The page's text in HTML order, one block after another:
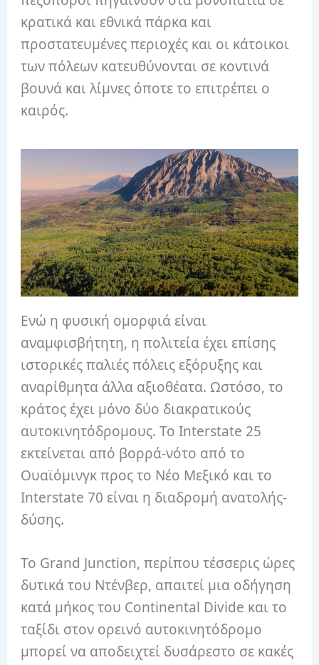
κρατικά και εθνικά πάρκα και
προστατευμένες περιοχές και οι κάτοικοι
των πόλεων κατευθύνονται σε κοντινά
βουνά και λίμνες όποτε το επιτρέπει ο
καιρός.
Ενώ η φυσική ομορφιά είναι
αναμφισβήτητη, η πολιτεία έχει επίσης
ιστορικές παλιές πόλεις εξόρυξης και
αναρίθμητα άλλα αξιοθέατα. Ωστόσο, το
κράτος έχει μόνο δύο διακρατικούς
αυτοκινητόδρομους. Το Interstate 25
εκτείνεται από βορρά-νότο από το
Ουαϊόμινγκ προς το Νέο Μεξικό και το
Interstate 70 είναι η διαδρομή ανατολής-
δύσης.
Το Grand Junction, περίπου τέσσερις ώρες
δυτικά του Ντένβερ, απαιτεί μια οδήγηση
κατά μήκος του Continental Divide και το
ταξίδι στον ορεινό αυτοκινητόδρομο
μπορεί να αποδειχτεί δυσάρεστο σε κακές